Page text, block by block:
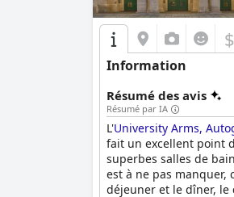
$
Information
Résumé des avis
Résumé par IA
L'University Arms,
fait un excellent point
superbes salles de
est à ne pas
déjeuner et le dîner,